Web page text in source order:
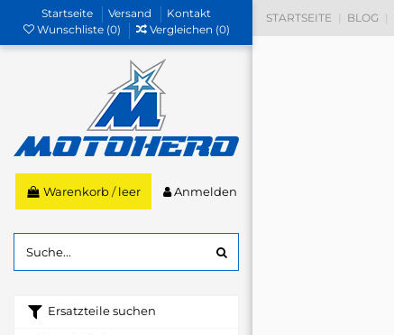
Startseite Versand
Kontakt
Wunschliste (0) Vergleichen (0)
Warenkorb /leer Anmelden
Ersatzteile suchen
STARTSEITE BLOG